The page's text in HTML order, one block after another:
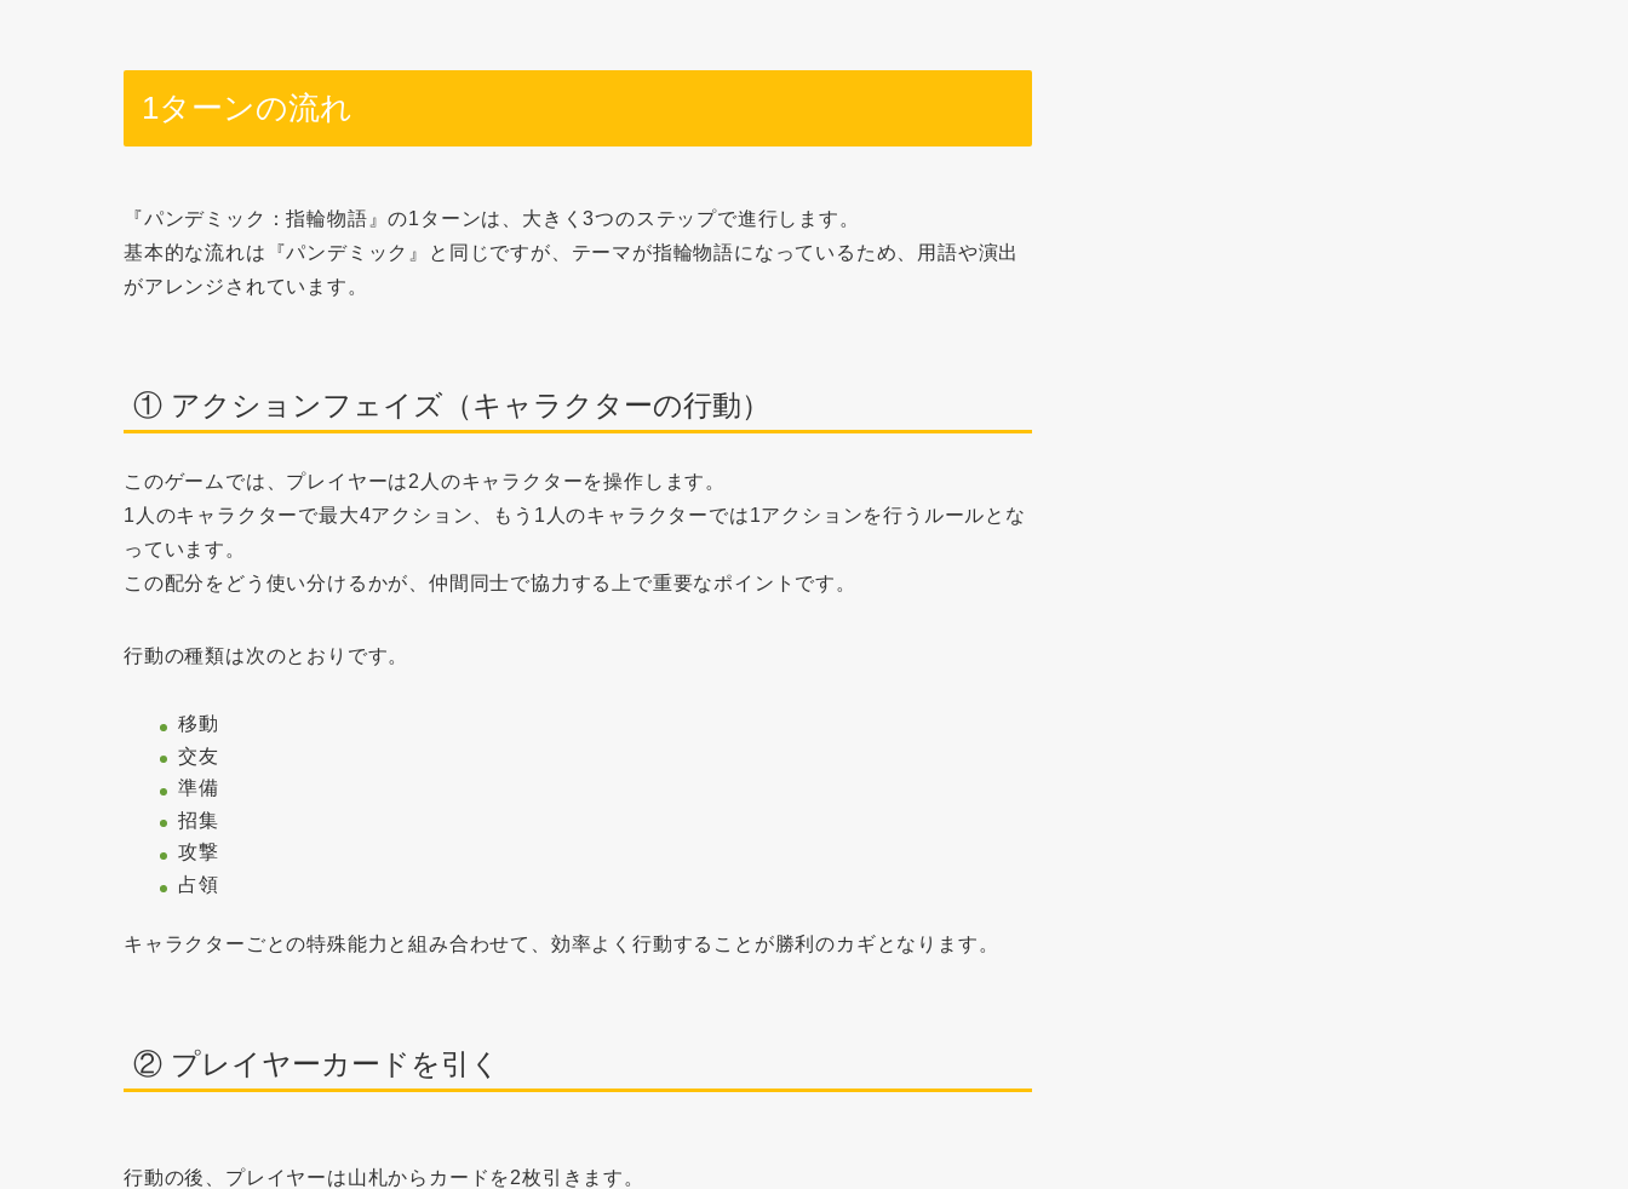
1ターンの流れ
『パンデミック：指輪物語』の1ターンは、大きく3つのステップで進行します。
基本的な流れは『パンデミック』と同じですが、テーマが指輪物語になっているため、用語や演出
がアレンジされています。
① アクションフェイズ（キャラクターの行動）
このゲームでは、プレイヤーは2人のキャラクターを操作 します。
1人のキャラクターで最大4アクション、もう1人のキャラクターでは1アクションを行うルールとな
っています。
この配分をどう使い分けるかが、仲間同士で協力する上で重要なポイントです。
行動の種類は次のとおりです。
移動
交友
準備
招集
攻撃
占領
キャラクターごとの特殊能力と組み合わせて、効率よく行動することが勝利のカギとなります。
② プレイヤーカードを引く
行動の後、プレイヤーは山札からカードを2枚引きます。